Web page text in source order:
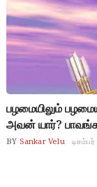
பழமையிலும்
அவன் யார்?
BY Sankar Velu